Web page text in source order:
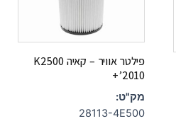
פילטר אוויר – קאיה K2500
+’2010
מק"ט:
28113-4E500